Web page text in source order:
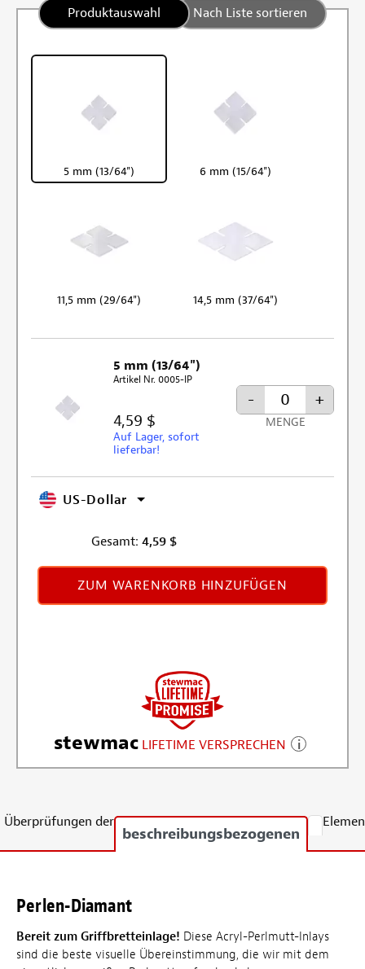
Produktauswahl Nach Liste sortieren
5 mm (13/64") 6 mm (15/64")
11,5 mm (29/64") 14,5 mm (37/64")
5 mm (13/64")
Artikel Nr. 0005-IP
4,59 $
Auf Lager, sofort
lieferbar!
- +
MENGE
US-Dollar
Gesamt: 4,59 $
ZUM WARENKORB HINZUFÜGEN
stewmac LIFETIME VERSPRECHEN
Überprüfungen der
beschreibungsbezogenen
Perlen-Diamant
Bereit zum Griffbretteinlage! Diese Acryl-Perlmutt-Inlays
sind die beste visuelle Übereinstimmung, die wir mit dem